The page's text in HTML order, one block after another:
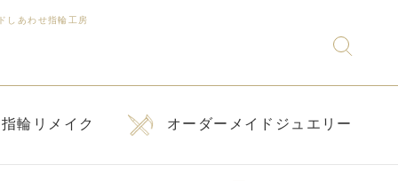
しあわせ指輪工房
指輪リメイク オーダーメイドジュエリー